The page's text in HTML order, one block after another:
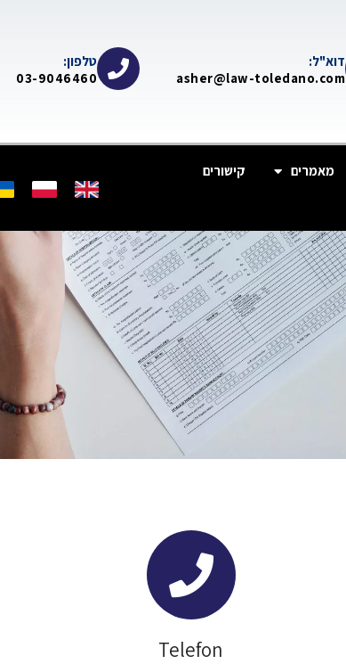
דוא"ל:
asher@law-toledano.com
טלפון:
03-9046460
מאמרים
קישורים
Telefon